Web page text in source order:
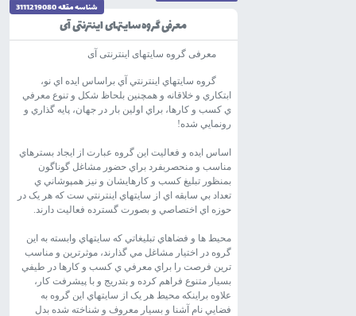
شناسه مقاله 3111219080
معرفی گروه سایتهای اینترنتی آی
معرفی گروه سایتهای اینترنتی آی
گروه سايتهاي اينترنتي آي براساس ايده اي نو،
ابتکاري و خلاقانه و همچنين بلحاظ شکل و تنوع معرفي
ي کسب و کارها، براي اولين بار در جهان، پايه گذاري و
رونمايي شده!
اساس ايده و فعاليت اين گروه عبارت از ايجاد بسترهاي
مناسب و منحصربفرد براي حضور مشاغل گوناگون
بمنظور تبليغ کسب و کارهايشان و نيز همپوشاني ي
تعداد بي سابقه اي از سايتهاي اينترنتي ست که هر يک در
حوزه اي اختصاصي و بصورت گسترده فعاليت دارند.
محيط ها و فضاهاي تبليغاتي که سايتهاي وابسته به اين
گروه در اختيار مشاغل مي گذارند، موثرترين و مناسب
ترين فرصت را براي معرفي ي کسب و کارها در طيفي
بسيار متنوع فراهم کرده و بتدريج و با پيشرفت کار،
علاوه براينکه محيط هر يک از سايتهاي اين گروه به
فضايي نام آشنا و بسيار معروف و شناخته شده بدل